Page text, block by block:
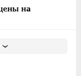
на